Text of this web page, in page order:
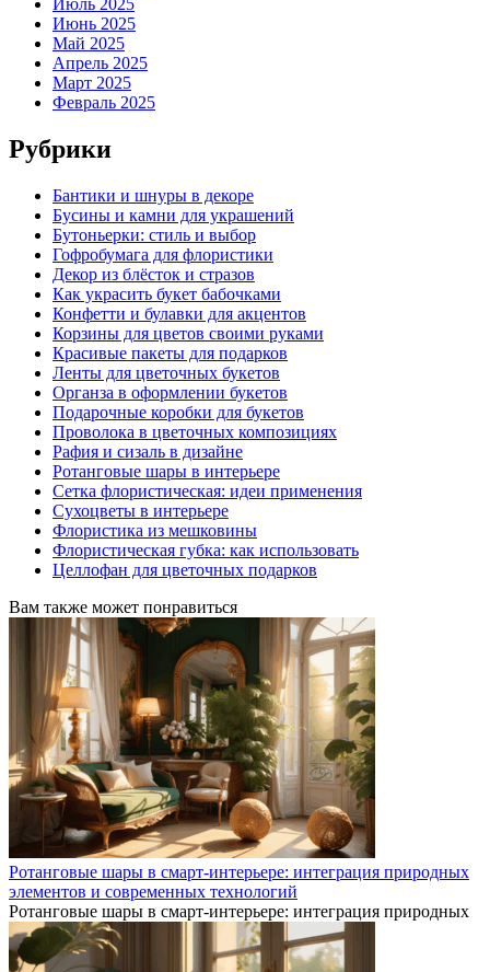
Июль 2025
Июнь 2025
Май 2025
Апрель 2025
Март 2025
Февраль 2025
Рубрики
Бантики и шнуры в декоре
Бусины и камни для украшений
Бутоньерки: стиль и выбор
Гофробумага для флористики
Декор из блёсток и стразов
Как украсить букет бабочками
Конфетти и булавки для акцентов
Корзины для цветов своими руками
Красивые пакеты для подарков
Ленты для цветочных букетов
Органза в оформлении букетов
Подарочные коробки для букетов
Проволока в цветочных композициях
Рафия и сизаль в дизайне
Ротанговые шары в интерьере
Сетка флористическая: идеи применения
Сухоцветы в интерьере
Флористика из мешковины
Флористическая губка: как использовать
Целлофан для цветочных подарков
Вам также может понравиться
Ротанговые шары в смарт-интерьере: интеграция природных
элементов и современных технологий
Ротанговые шары в смарт-интерьере: интеграция природных